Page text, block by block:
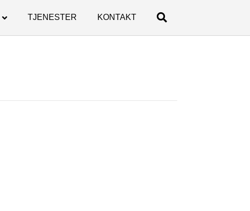
TJENESTER KONTAKT